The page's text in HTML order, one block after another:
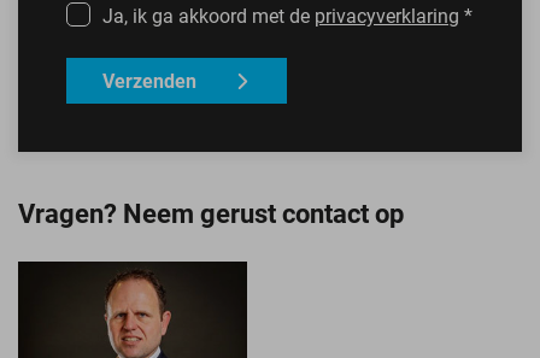
Ja, ik ga akkoord met de privacyverklaring *
Verzenden
Vragen? Neem gerust contact op